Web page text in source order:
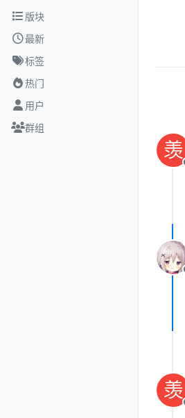
跳转至内容
版块
最新
标签
热门
用户
群组
羡
羡